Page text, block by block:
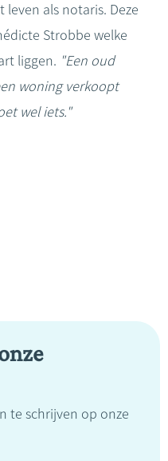
als notaris. Deze
Strobbe welke
liggen. "Een oud
woning verkoopt
wel iets."
te schrijven op onze